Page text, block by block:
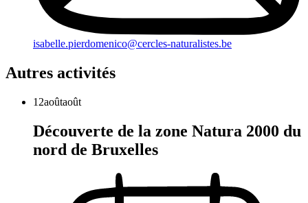
isabelle.pierdomenico@cercles-naturalistes.be
Autres activités
12aoûtaoût
Découverte de la zone Natura 2000 du
nord de Bruxelles